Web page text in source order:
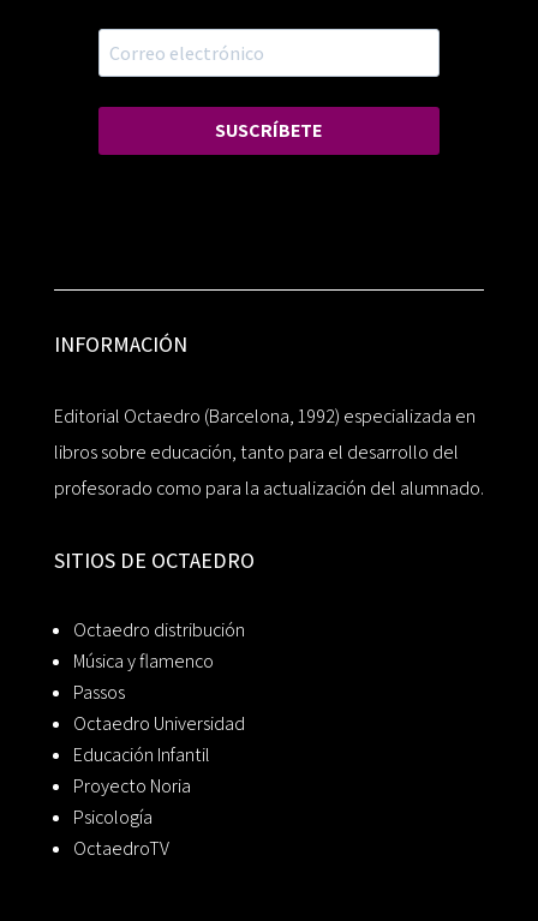
SUSCRÍBETE
INFORMACIÓN
Editorial Octaedro (Barcelona, 1992) especializada en
libros sobre educación, tanto para el desarrollo del
profesorado como para la actualización del alumnado.
SITIOS DE OCTAEDRO
Octaedro distribución
Música y flamenco
Passos
Octaedro Universidad
Educación Infantil
Proyecto Noria
Psicología
OctaedroTV